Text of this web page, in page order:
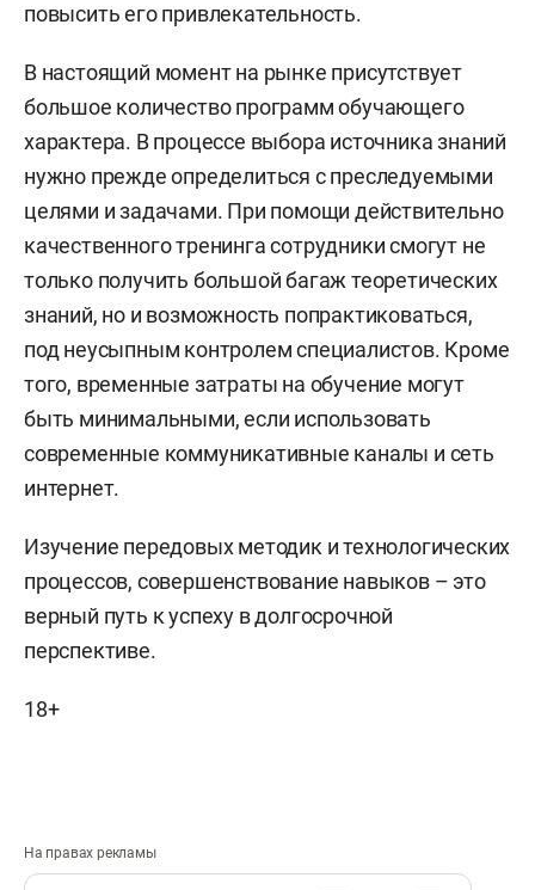
повысить его привлекательность.
В настоящий момент на рынке присутствует
большое количество программ обучающего
характера. В процессе выбора источника знаний
нужно прежде определиться с преследуемыми
целями и задачами. При помощи действительно
качественного тренинга сотрудники смогут не
только получить большой багаж теоретических
знаний, но и возможность попрактиковаться,
под неусыпным контролем специалистов. Кроме
того, временные затраты на обучение могут
быть минимальными, если использовать
современные коммуникативные каналы и сеть
интернет.
Изучение передовых методик и технологических
процессов, совершенствование навыков – это
верный путь к успеху в долгосрочной
перспективе.
18+
На правах рекламы